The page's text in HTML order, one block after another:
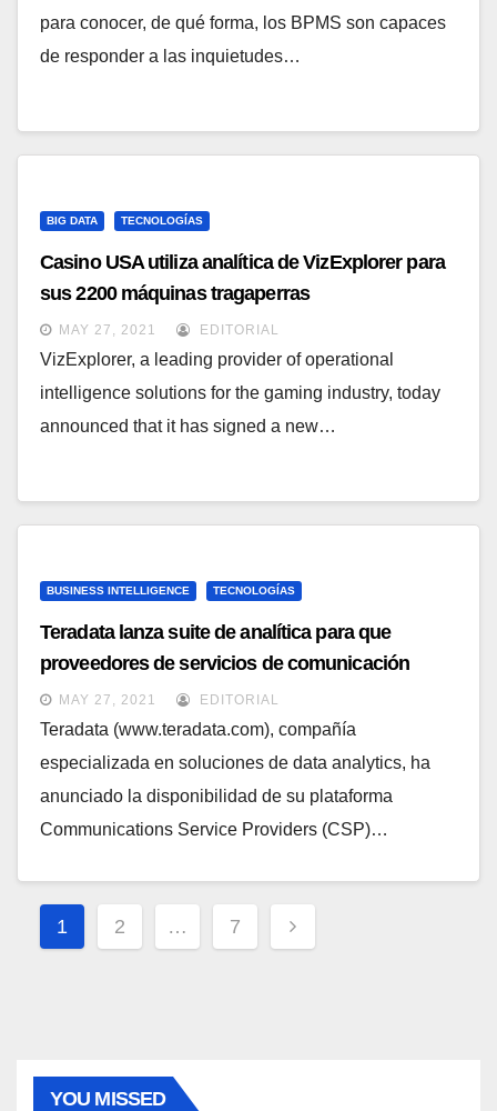
para conocer, de qué forma, los BPMS son capaces
de responder a las inquietudes…
BIG DATA TECNOLOGÍAS
Casino USA utiliza analítica de VizExplorer para
sus 2200 máquinas tragaperras
MAY 27, 2021 EDITORIAL
VizExplorer, a leading provider of operational
intelligence solutions for the gaming industry, today
announced that it has signed a new…
BUSINESS INTELLIGENCE TECNOLOGÍAS
Teradata lanza suite de analítica para que
proveedores de servicios de comunicación
obtengan ventajas competitivas sobre su
competencia
MAY 27, 2021 EDITORIAL
Teradata (www.teradata.com), compañía
especializada en soluciones de data analytics, ha
anunciado la disponibilidad de su plataforma
Communications Service Providers (CSP)…
Paginación
de
1 2 … 7
YOU MISSED